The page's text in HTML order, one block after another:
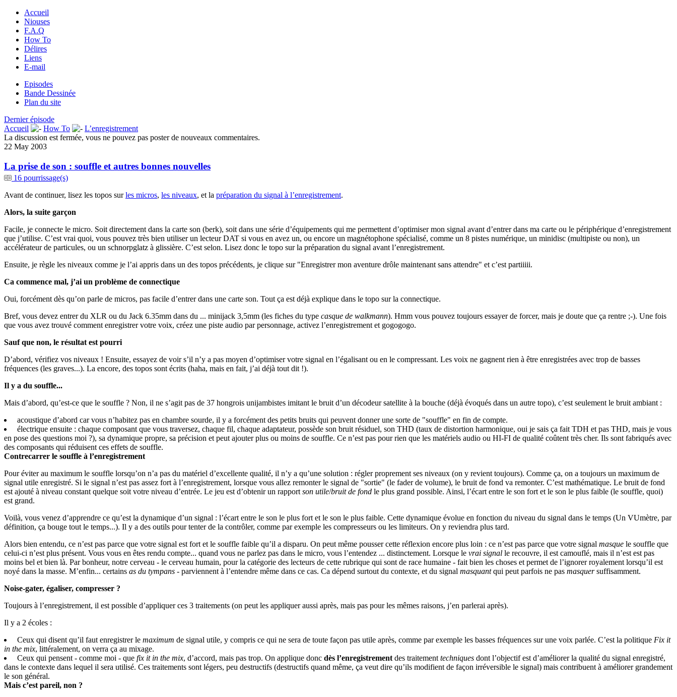
Accueil
Niouses
F.A.Q
How To
Délires
Liens
E-mail
Episodes
Bande Dessinée
Plan du site
Dernier épisode
Accueil
How To
L’enregistrement
La discussion est fermée, vous ne pouvez pas poster de nouveaux commentaires.
22 May 2003
La prise de son : souffle et autres bonnes nouvelles
16 pourrissage(s)
Avant de continuer, lisez les topos surles micros, les niveaux, et la préparation du signal à l’enregistrement.
Alors, la suite garçon
Facile, je connecte le micro. Soit directement dans la carte son (berk), soit dans une série d’équipements qui me permettent d’optimiser mon signal avant d’entrer dans ma carte ou le périphérique d’enregistrement
que j’utilise. C’est vrai quoi, vous pouvez très bien utiliser un lecteur DAT si vous en avez un, ou encore un magnétophone spécialisé, comme un 8 pistes numérique, un minidisc (multipiste ou non), un
accélérateur de particules, ou un schnorpglatz à glissière. C’est selon. Lisez donc le topo sur la préparation du signal avant l’enregistrement.
Ensuite, je règle les niveaux comme je l’ai appris dans un des topos précédents, je clique sur "Enregistrer mon aventure drôle maintenant sans attendre" et c’est partiiiii.
Ca commence mal, j’ai un problème de connectique
Oui, forcément dès qu’on parle de micros, pas facile d’entrer dans une carte son. Tout ça est déjà explique dans le topo sur la connectique.
Bref, vous devez entrer du XLR ou du Jack 6.35mm dans du ... minijack 3,5mm (les fiches du type casque de walkmann). Hmm vous pouvez toujours essayer de forcer, mais je doute que ça rentre ;-). Une fois
que vous avez trouvé comment enregistrer votre voix, créez une piste audio par personnage, activez l’enregistrement et gogogogo.
Sauf que non, le résultat est pourri
D’abord, vérifiez vos niveaux ! Ensuite, essayez de voir s’il n’y a pas moyen d’optimiser votre signal en l’égalisant ou en le compressant. Les voix ne gagnent rien à être enregistrées avec trop de basses
fréquences (les graves...). La encore, des topos sont écrits (haha, mais en fait, j’ai déjà tout dit !).
Il y a du souffle...
Mais d’abord, qu’est-ce que le souffle ? Non, il ne s’agit pas de 37 hongrois unijambistes imitant le bruit d’un décodeur satellite à la bouche (déjà évoqués dans un autre topo), c’est seulement le bruit ambiant :
acoustique d’abord car vous n’habitez pas en chambre sourde, il y a forcément des petits bruits qui peuvent donner une sorte de "souffle" en fin de compte.
électrique ensuite : chaque composant que vous traversez, chaque fil, chaque adaptateur, possède son bruit résiduel, son THD (taux de distortion harmonique, oui je sais ça fait TDH et pas THD, mais je vous
en pose des questions moi ?), sa dynamique propre, sa précision et peut ajouter plus ou moins de souffle. Ce n’est pas pour rien que les matériels audio ou HI-FI de qualité coûtent très cher. Ils sont fabriqués avec
des composants qui réduisent ces effets de souffle.
Contrecarrer le souffle à l’enregistrement
Pour éviter au maximum le souffle lorsqu’on n’a pas du matériel d’excellente qualité, il n’y a qu’une solution : régler proprement ses niveaux (on y revient toujours). Comme ça, on a toujours un maximum de
signal utile enregistré. Si le signal n’est pas assez fort à l’enregistrement, lorsque vous allez remonter le signal de "sortie" (le fader de volume), le bruit de fond va remonter. C’est mathématique. Le bruit de fond
est ajouté à niveau constant quelque soit votre niveau d’entrée. Le jeu est d’obtenir un rapport son utile/bruit de fond le plus grand possible. Ainsi, l’écart entre le son fort et le son le plus faible (le souffle, quoi)
est grand.
Voilà, vous venez d’apprendre ce qu’est la dynamique d’un signal : l’écart entre le son le plus fort et le son le plus faible. Cette dynamique évolue en fonction du niveau du signal dans le temps (Un VUmètre, par
définition, ça bouge tout le temps...). Il y a des outils pour tenter de la contrôler, comme par exemple les compresseurs ou les limiteurs. On y reviendra plus tard.
Alors bien entendu, ce n’est pas parce que votre signal est fort et le souffle faible qu’il a disparu. On peut même pousser cette réflexion encore plus loin : ce n’est pas parce que votre signal masque le souffle que
celui-ci n’est plus présent. Vous vous en êtes rendu compte... quand vous ne parlez pas dans le micro, vous l’entendez ... distinctement. Lorsque le vrai signal le recouvre, il est camouflé, mais il n’est est pas
moins bel et bien là. Par bonheur, notre cerveau - le cerveau humain, pour la catégorie des lecteurs de cette rubrique qui sont de race humaine - fait bien les choses et permet de l’ignorer royalement lorsqu’il est
noyé dans la masse. M’enfin... certains as du tympans - parviennent à l’entendre même dans ce cas. Ca dépend surtout du contexte, et du signal masquantqui peut parfois ne pas masquersuffisamment.
Noise-gater, égaliser, compresser ?
Toujours à l’enregistrement, il est possible d’appliquer ces 3 traitements (on peut les appliquer aussi après, mais pas pour les mêmes raisons, j’en parlerai après).
Il y a 2 écoles :
Ceux qui disent qu’il faut enregistrer le maximum de signal utile, y compris ce qui ne sera de toute façon pas utile après, comme par exemple les basses fréquences sur une voix parlée. C’est la politique Fix it
in the mix, littéralement, on verra ça au mixage.
Ceux qui pensent - comme moi - que fix it in the mix, d’accord, mais pas trop. On applique donc dès l’enregistrement des traitement techniques dont l’objectif est d’améliorer la qualité du signal enregistré,
dans le contexte dans lequel il sera utilisé. Ces traitements sont légers, peu destructifs (destructifs quand même, ça veut dire qu’ils modifient de façon irréversible le signal) mais contribuent à améliorer grandement
le son général.
Mais c’est pareil, non ?